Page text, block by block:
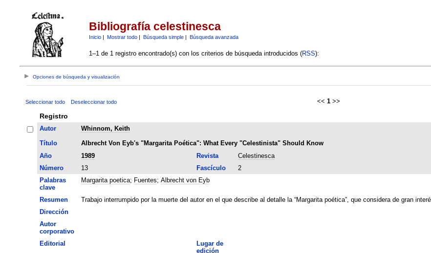
Bibliografía celestinesca
Inicio| Mostrar todo| Búsqueda simple| Búsqueda avanzada
1–1 de 1 registro encontrado(s) con los criterios de búsqueda introducidos (RSS):
Opciones de búsqueda y visualización
Seleccionar todo Deseleccionar todo << 1 >>
Registro
Autor
Whinnom, Keith
Título
Albrecht Von Eyb's "Margarita Poética": What Every "Celestinista" Should Know
Año
1989 Revista Celestinesca
Número
13 Fascículo 2
Palabras
clave
Margarita poetica; Fuentes; Albrecht von Eyb
Resumen
Trabajo interrumpido por la muerte del autor en el que describe al detalle la “Margarita poética”, que considera de gran
Dirección
Autor
corporativo
Editorial
Lugar de
edición